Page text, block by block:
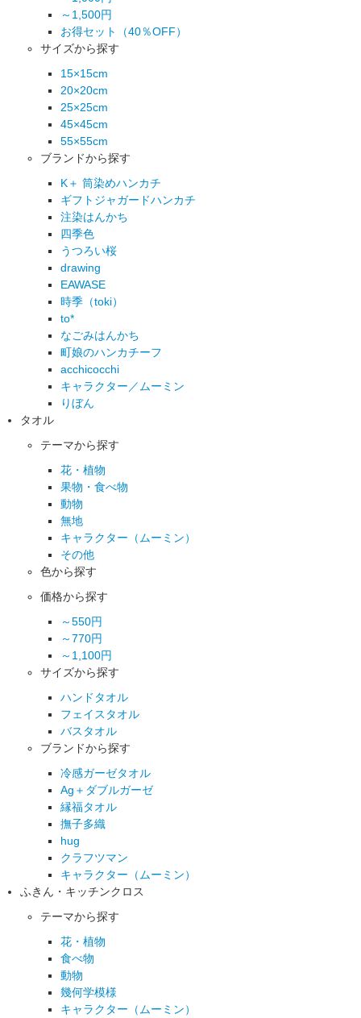
～1,500円
お得セット（40％OFF）
サイズから探す
15×15cm
20×20cm
25×25cm
45×45cm
55×55cm
ブランドから探す
K＋ 筒染めハンカチ
ギフトジャガードハンカチ
注染はんかち
四季色
うつろい桜
drawing
EAWASE
時季（toki）
to*
なごみはんかち
町娘のハンカチーフ
acchicocchi
キャラクター／ムーミン
りぼん
タオル
テーマから探す
花・植物
果物・食べ物
動物
無地
キャラクター（ムーミン）
その他
色から探す
価格から探す
～550円
～770円
～1,100円
サイズから探す
ハンドタオル
フェイスタオル
バスタオル
ブランドから探す
冷感ガーゼタオル
Ag＋ダブルガーゼ
縁福タオル
撫子多織
hug
クラフツマン
キャラクター（ムーミン）
ふきん・キッチンクロス
テーマから探す
花・植物
食べ物
動物
幾何学模様
キャラクター（ムーミン）